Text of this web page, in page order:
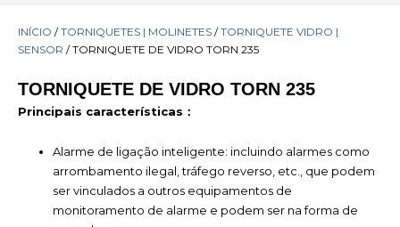
INÍCIO /TORNIQUETES | MOLINETES /TORNIQUETE VIDRO |
SENSOR / TORNIQUETE DE VIDRO TORN 235
TORNIQUETE DE VIDRO TORN 235
Principais características：
Alarme de ligação inteligente: incluindo alarmes como
arrombamento ilegal, tráfego reverso, etc., que podem
ser vinculados a outros equipamentos de
monitoramento de alarme e podem ser na forma de